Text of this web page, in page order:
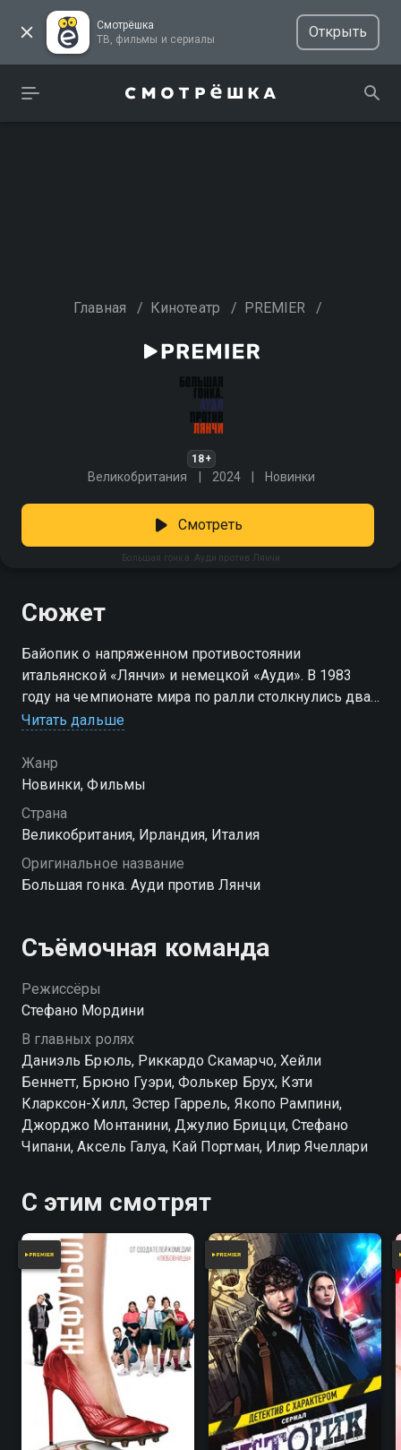
Смотрёшка
ТВ, фильмы и сериалы
Открыть
Главная / Кинотеатр / PREMIER /
18+
Великобритания 2024 Новинки
Большая гонка. Ауди против Лянчи
Смотреть
Сюжет
Байопик о напряженном противостоянии
итальянской «Лянчи» и немецкой «Ауди». В 1983
году на чемпионате мира по ралли столкнулись два
концерна со своей философией. Выдающиеся
чтобы выявить лучшего. Удастся ли амбициозному
менеджеру итальянской «Лянчи» свергнуть с
вершины автоспорта немецкого титана?
Читать дальше
Жанр
Новинки, Фильмы
Страна
Великобритания, Ирландия, Италия
Оригинальное название
Большая гонка. Ауди против Лянчи
Съёмочная команда
Режиссёры
Стефано Мордини
В главных ролях
Даниэль Брюль, Риккардо Скамарчо, Хейли
Беннетт, Брюно Гуэри, Фолькер Брух, Кэти
Кларксон-Хилл, Эстер Гаррель, Якопо Рампини,
Джорджо Монтанини, Джулио Брицци, Стефано
Чипани, Аксель Галуа, Кай Портман, Илир Ячеллари
С этим смотрят